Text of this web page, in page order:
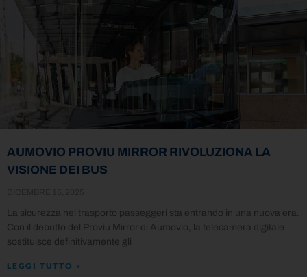
AUMOVIO PROVIU MIRROR RIVOLUZIONA LA
VISIONE DEI BUS
La sicurezza nel trasporto passeggeri sta entrando in una nuova era.
Con il debutto del Proviu Mirror di Aumovio, la telecamera digitale
sostituisce definitivamente gli
LEGGI TUTTO »